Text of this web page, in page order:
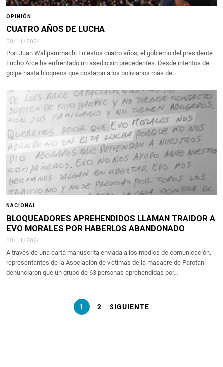
OPINIÓN
CUATRO AÑOS DE LUCHA
08/11/2024
Por: Juan Wallparrimachi En estos cuatro años, el gobierno del presidente
Lucho Arce ha enfrentado un asedio sin precedentes. Desde intentos de
golpe hasta bloqueos que costaron a los bolivianos más de…
NACIONAL
BLOQUEADORES APREHENDIDOS LLAMAN TRAIDOR A
EVO MORALES POR HABERLOS ABANDONADO
08/11/2024
A través de una carta manuscrita enviada a los medios de comunicación,
representantes de la Asociación de víctimas de la masacre de Parotani
denunciaron que un grupo de 63 personas aprehendidas por…
1 2 SIGUIENTE